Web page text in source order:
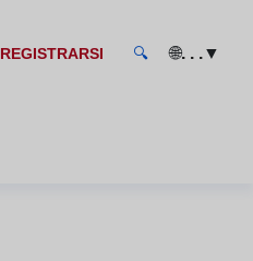
REGISTRARSI 🔍 🌐. . .▼